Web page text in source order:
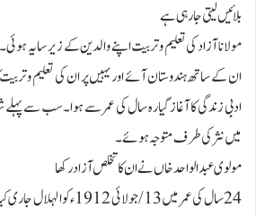
بلائیں لیتی جارہی ہے
مولانا آزاد کی تعلیم وتربیت اپنے والدین کے زیر سایہ
ان کے ساتھ ہندوستان آئے اور یہیں پر ان کی تعلیم وتربیت
ادبی زندگی کا آغاز گیارہ سال کی عمر سے ہوا۔ سب سے
میں نثر کی طرف متوجہ ہوئے۔
مولوی عبدالواحد خاں نے ان کا تخلص آزاد رکھا